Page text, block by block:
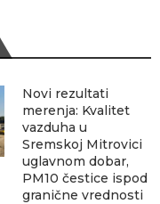
Novi rezultati
merenja: Kvalitet
vazduha u
Sremskoj Mitrovici
uglavnom dobar,
PM10 čestice ispod
granične vrednosti